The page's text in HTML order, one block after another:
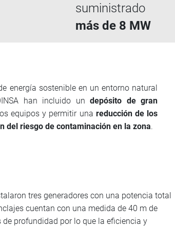
suministrado
más de 8 MW
energía sostenible en un entorno natural
han incluido undepósito de gran
equipos y permitir una reducción de los
del riesgo de contaminación en la zona.
tres generadores con una potencia total
cuentan con una medida de 40 m de
profundidad por lo que la eficiencia y